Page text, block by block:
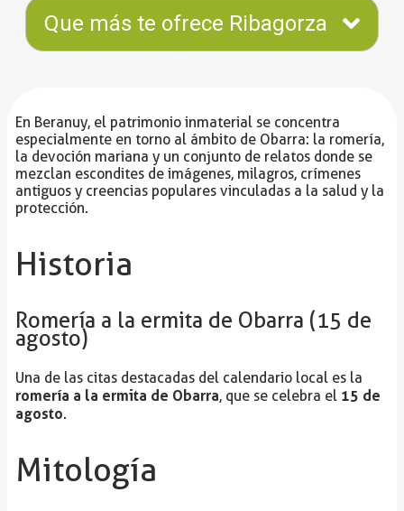
Que más te ofrece Ribagorza
En Beranuy, el patrimonio inmaterial se concentra
especialmente en torno al ámbito de Obarra: la romería,
la devoción mariana y un conjunto de relatos donde se
mezclan escondites de imágenes, milagros, crímenes
antiguos y creencias populares vinculadas a la salud y la
protección.
Historia
Romería a la ermita de Obarra (15 de
agosto)
Una de las citas destacadas del calendario local es la
romería a la ermita de Obarra, que se celebra el 15 de
agosto.
Mitología